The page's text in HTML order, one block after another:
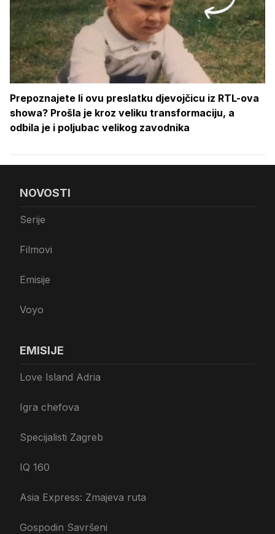
Prepoznajete li ovu preslatku djevojčicu iz RTL-ova
showa? Prošla je kroz veliku transformaciju, a
odbila je i poljubac velikog zavodnika
NOVOSTI
Serije
Filmovi
Emisije
Voyo
EMISIJE
Love Island Adria
Igra chefova
Specijalisti Zagreb
IQ 160
Asia Express: Zmajeva ruta
Gospodin Savršeni